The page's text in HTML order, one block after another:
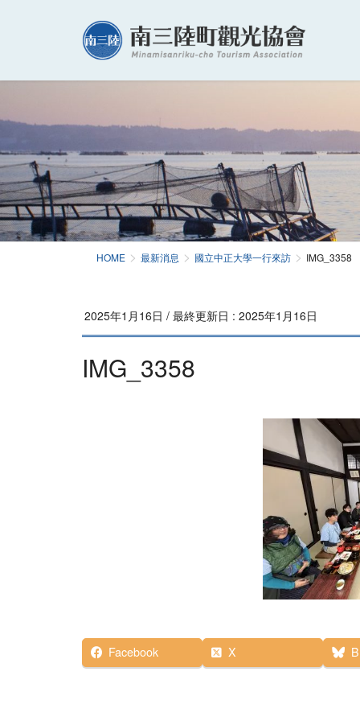
HOME 最新消息 國立中正大學一行來訪 IMG_3358
2025年1月16日 / 最終更新日 : 2025年1月16日
IMG_3358
Facebook X